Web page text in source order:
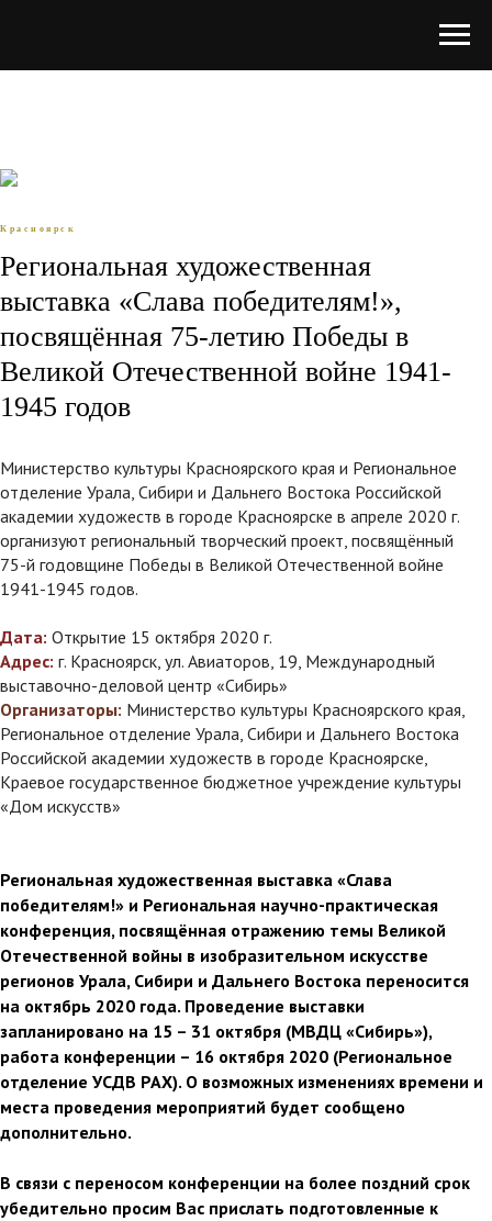
Красноярск
Региональная художественная
выставка «Слава победителям!»,
посвящённая 75-летию Победы в
Великой Отечественной войне 1941-
1945 годов
Министерство культуры Красноярского края и Региональное
отделение Урала, Сибири и Дальнего Востока Российской
академии художеств в городе Красноярске в апреле 2020 г.
организуют региональный творческий проект, посвящённый
75-й годовщине Победы в Великой Отечественной войне
1941-1945 годов.
Дата: Открытие 15 октября 2020 г.
Адрес: г. Красноярск, ул. Авиаторов, 19, Международный
выставочно-деловой центр «Сибирь»
Организаторы: Министерство культуры Красноярского края,
Региональное отделение Урала, Сибири и Дальнего Востока
Российской академии художеств в городе Красноярске,
Краевое государственное бюджетное учреждение культуры
«Дом искусств»
Региональная художественная выставка «Слава
победителям!» и Региональная научно-практическая
конференция, посвящённая отражению темы Великой
Отечественной войны в изобразительном искусстве
регионов Урала, Сибири и Дальнего Востока переносится
на октябрь 2020 года. Проведение выставки
запланировано на 15 – 31 октября (МВДЦ «Сибирь»),
работа конференции – 16 октября 2020 (Региональное
отделение УСДВ РАХ). О возможных изменениях времени и
места проведения мероприятий будет сообщено
дополнительно.
В связи с переносом конференции на более поздний срок
убедительно просим Вас прислать подготовленные к